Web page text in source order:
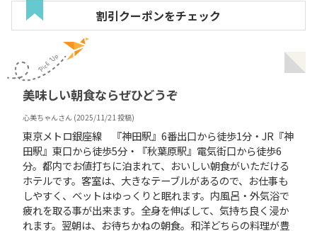
割引クーポンをチェック
美味しい朝食ならぜひどうぞ
心美ちゃんさん (2025/11/21 投稿)
東京メトロ銀座線 『神田駅』6番出口から徒歩1分・JR『神
田駅』東口から徒歩5分・『秋葉原駅』電気街口から徒歩6
分。都内でお値打ちに泊まれて、おいしい朝食がいただける
ホテルです。客室は、大きなテーブルがあるので、お仕事も
しやすく、ベットはゆっくりと眠れます。内風呂・外気浴で
疲れを取る事が出来ます。全身を伸ばして、気持ち良く浸か
れます。翌朝は、お待ちかねの朝食。和洋どちらの料理が豊